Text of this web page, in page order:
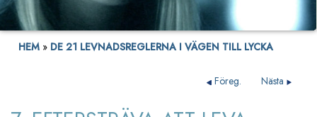
HEM » DE 21 LEVNADSREGLERNA I VÄGEN TILL LYCKA
Nästa
Föreg.